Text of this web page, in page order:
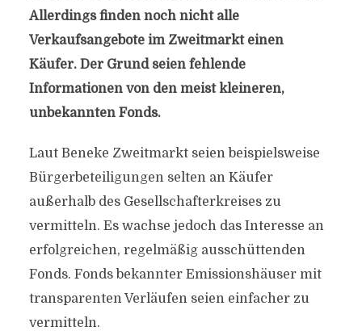
Allerdings finden noch nicht alle
Verkaufsangebote im Zweitmarkt einen
Käufer. Der Grund seien fehlende
Informationen von den meist kleineren,
unbekannten Fonds.
Laut Beneke Zweitmarkt seien beispielsweise
Bürgerbeteiligungen selten an Käufer
außerhalb des Gesellschafterkreises zu
vermitteln. Es wachse jedoch das Interesse an
erfolgreichen, regelmäßig ausschüttenden
Fonds. Fonds bekannter Emissionshäuser mit
transparenten Verläufen seien einfacher zu
vermitteln.